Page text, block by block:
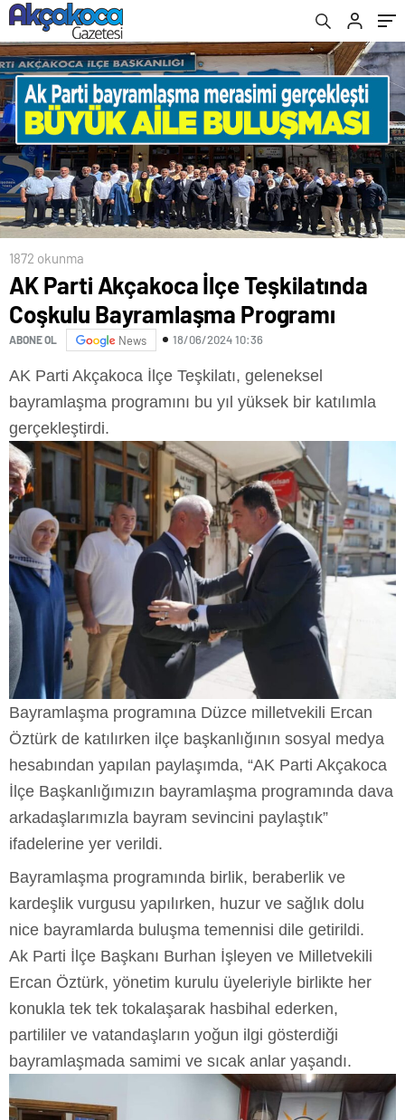
1872 okunma
AK Parti Akçakoca İlçe Teşkilatında
Coşkulu Bayramlaşma Programı
ABONE OL News 18/06/2024 10:36
AK Parti Akçakoca İlçe Teşkilatı, geleneksel
bayramlaşma programını bu yıl yüksek bir katılımla
gerçekleştirdi.
Bayramlaşma programına Düzce milletvekili Ercan
Öztürk de katılırken ilçe başkanlığının sosyal medya
hesabından yapılan paylaşımda, “AK Parti Akçakoca
İlçe Başkanlığımızın bayramlaşma programında dava
arkadaşlarımızla bayram sevincini paylaştık”
ifadelerine yer verildi.
Bayramlaşma programında birlik, beraberlik ve
kardeşlik vurgusu yapılırken, huzur ve sağlık dolu
nice bayramlarda buluşma temennisi dile getirildi.
Ak Parti İlçe Başkanı Burhan İşleyen ve Milletvekili
Ercan Öztürk, yönetim kurulu üyeleriyle birlikte her
konukla tek tek tokalaşarak hasbihal ederken,
partililer ve vatandaşların yoğun ilgi gösterdiği
bayramlaşmada samimi ve sıcak anlar yaşandı.